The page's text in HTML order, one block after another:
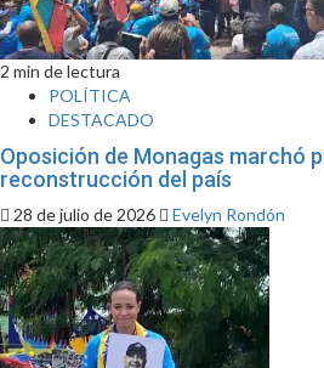
2 min de lectura
POLÍTICA
DESTACADO
Oposición de Monagas marchó
reconstrucción del país
28 de julio de 2026 Evelyn Rondón